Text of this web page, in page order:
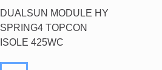
DUALSUN MODULE HY
SPRING4 TOPCON
ISOLE 425WC